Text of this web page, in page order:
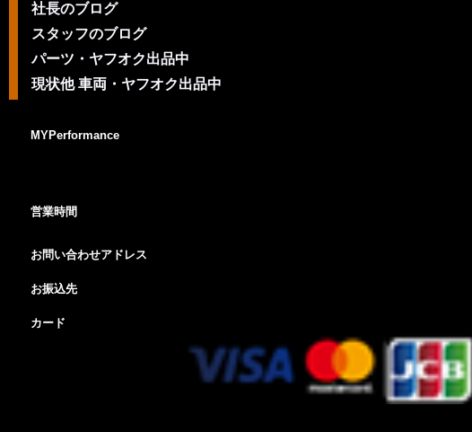
社長のブログ
スタッフのブログ
パーツ・ヤフオク出品中
現状他 車両・ヤフオク出品中
MYPerformance
営業時間
お問い合わせアドレス
お振込先
カード